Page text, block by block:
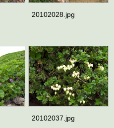
20102028.jpg
20102037.jpg